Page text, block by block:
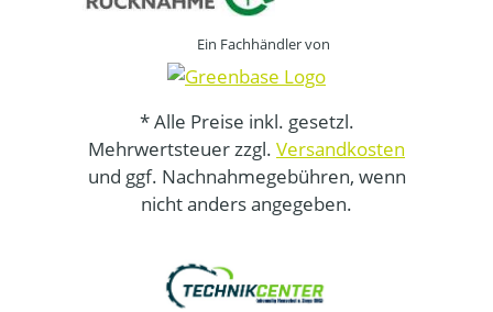
Ein Fachhändler von
* Alle Preise inkl. gesetzl.
Mehrwertsteuer zzgl. Versandkosten
und ggf. Nachnahmegebühren, wenn
nicht anders angegeben.